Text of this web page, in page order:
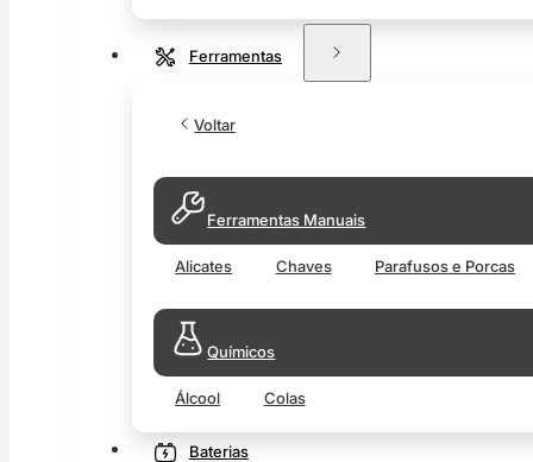
Ferramentas
Voltar
Ferramentas Manuais
Alicates Chaves Parafusos e Porcas
Químicos
Álcool Colas
Baterias